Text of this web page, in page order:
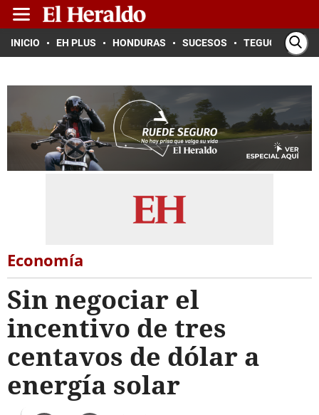
INICIO EH PLUS HONDURAS SUCESOS TEGUCIGALPA
Economía
Sin negociar el
incentivo de tres
centavos de dólar a
energía solar